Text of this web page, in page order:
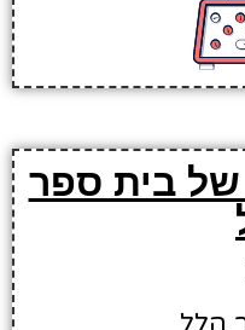
של בית ספר
הלל